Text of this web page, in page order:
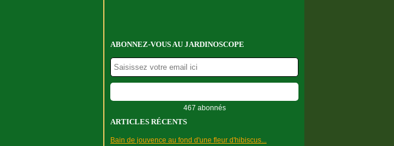
ABONNEZ-VOUS AU JARDINOSCOPE
467 abonnés
ARTICLES RÉCENTS
Bain de jouvence au fond d'une fleur d'hibiscus...